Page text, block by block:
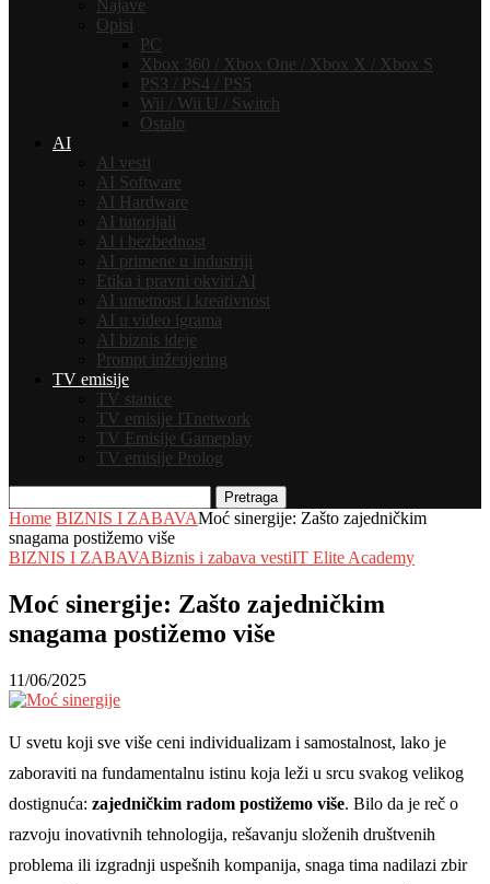
Najave
Opisi
PC
Xbox 360 / Xbox One / Xbox X / Xbox S
PS3 / PS4 / PS5
Wii / Wii U / Switch
Ostalo
AI
AI vesti
AI Software
AI Hardware
AI tutorijali
AI i bezbednost
AI primene u industriji
Etika i pravni okviri AI
AI umetnost i kreativnost
AI u video igrama
AI biznis ideje
Prompt inženjering
TV emisije
TV stanice
TV emisije ITnetwork
TV Emisije Gameplay
TV emisije Prolog
Pretraga
Home BIZNIS I ZABAVAMoć sinergije: Zašto zajedničkim
snagama postižemo više
BIZNIS I ZABAVABiznis i zabava vestiIT Elite Academy
Moć sinergije: Zašto zajedničkim
snagama postižemo više
11/06/2025
U svetu koji sve više ceni individualizam i samostalnost, lako je
zaboraviti na fundamentalnu istinu koja leži u srcu svakog velikog
dostignuća: zajedničkim radom postižemo više. Bilo da je reč o
razvoju inovativnih tehnologija, rešavanju složenih društvenih
problema ili izgradnji uspešnih kompanija, snaga tima nadilazi zbir